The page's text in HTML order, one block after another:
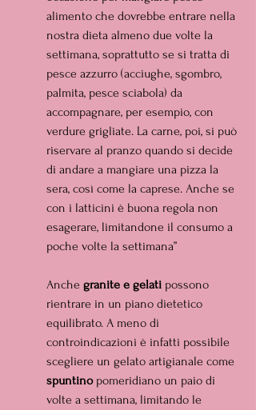
alimento che dovrebbe entrare nella
nostra dieta almeno due volte la
settimana, soprattutto se si tratta di
pesce azzurro (acciughe, sgombro,
palmita, pesce sciabola) da
accompagnare, per esempio, con
verdure grigliate. La carne, poi, si può
riservare al pranzo quando si decide
di andare a mangiare una pizza la
sera, così come la caprese. Anche se
con i latticini è buona regola non
esagerare, limitandone il consumo a
poche volte la settimana”
Anche granite e gelati possono
rientrare in un piano dietetico
equilibrato. A meno di
controindicazioni è infatti possibile
scegliere un gelato artigianale come
spuntino pomeridiano un paio di
volte a settimana, limitando le